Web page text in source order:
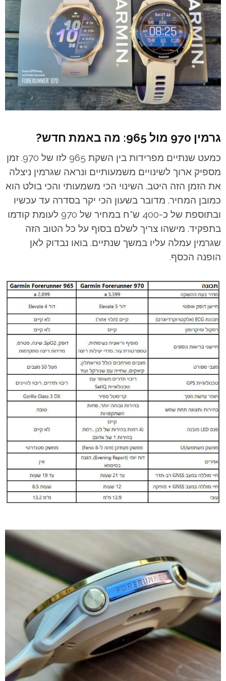
גרמין 970 מול 965: מה באמת חדש?
כמעט שנתיים מפרידות בין השקת 965 לזו של 970. זמן
מספיק ארוך לשינויים משמעותיים ונראה שגרמין ניצלה
את הזמן הזה היטב. השינוי הכי משמעותי והכי בולט הוא
כמובן המחיר. מדובר בשעון הכי יקר בסדרה עד עכשיו
ובתוספת של כ-400 ש"ח במחיר של 970 לעומת קודמו
בתפקיד. מישהו צריך לשלם בסוף על כל הטוב הזה
שגרמין עמלה עליו במשך שנתיים. בואו נבדוק לאן
הופנה הכסף.